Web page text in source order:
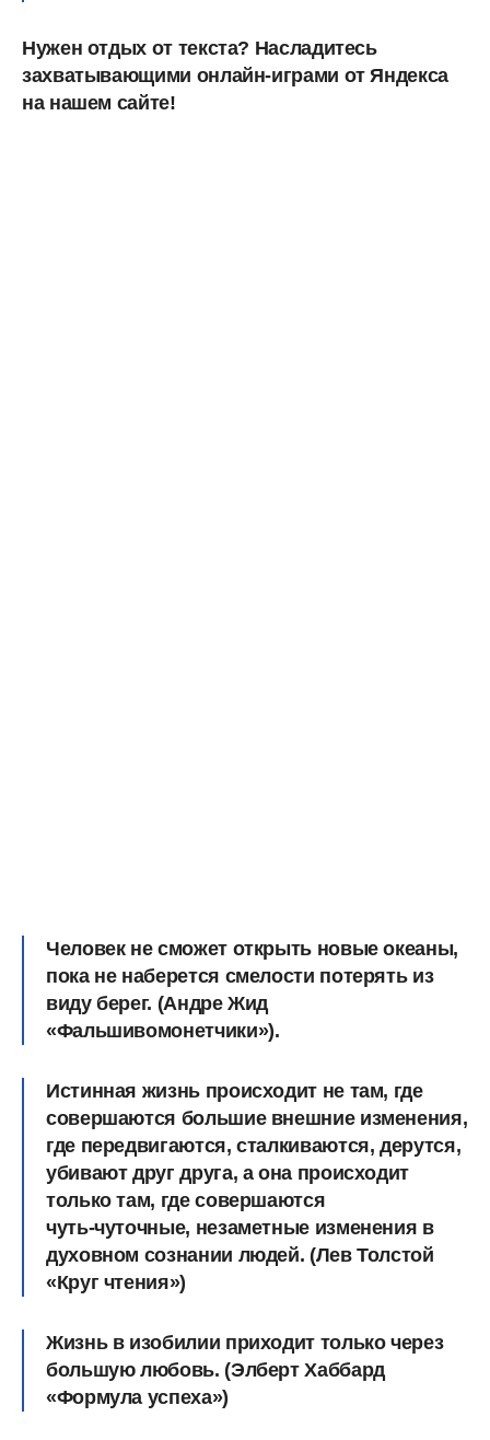
Нужен отдых от текста? Насладитесь
захватывающими онлайн-играми от Яндекса
на нашем сайте!
Человек не сможет открыть новые океаны,
пока не наберется смелости потерять из
виду берег. (Андре Жид
«Фальшивомонетчики»).
Истинная жизнь происходит не там, где
совершаются большие внешние изменения,
где передвигаются, сталкиваются, дерутся,
убивают друг друга, а она происходит
только там, где совершаются
чуть‑чуточные, незаметные изменения в
духовном сознании людей. (Лев Толстой
«Круг чтения»)
Жизнь в изобилии приходит только через
большую любовь. (Элберт Хаббард
«Формула успеха»)